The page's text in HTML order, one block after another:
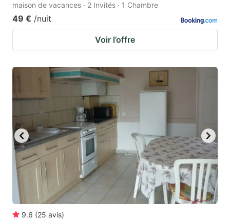
maison de vacances · 2 Invités · 1 Chambre
49 € /nuit
Voir l’offre
9.6 (25 avis)